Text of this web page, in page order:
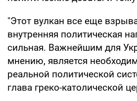
"Этот вулкан все еще
внутренняя политическая
сильная. Важнейшим для
мнению, является
реальной политической
глава греко-католической